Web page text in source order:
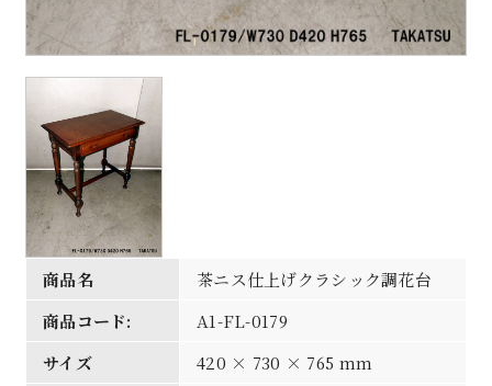
商品名
茶ニス仕上げクラシック調花台
商品コード:
A1-FL-0179
サイズ
420 × 730 × 765 mm